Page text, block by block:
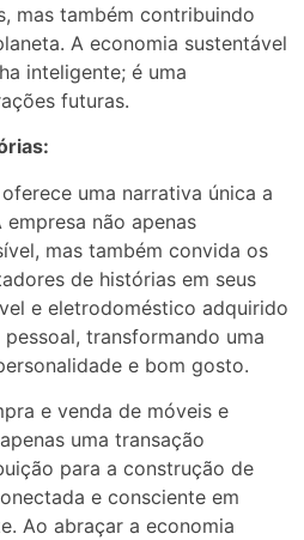
mas também contribuindo
A economia sustentável
inteligente; é uma
futuras.
uma narrativa única a
não apenas
mas também convida os
de histórias em seus
e eletrodoméstico adquirido
transformando uma
e bom gosto.
e venda de móveis e
uma transação
para a construção de
e consciente em
Ao abraçar a economia